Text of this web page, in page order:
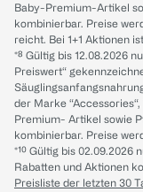
Baby-Premium-Artikel
kombinierbar. Preise
reicht. Bei 1+1 Aktionen
*⁸ Gültig bis 12.08.2026
Preiswert“
der Marke “Accessories“,
Premium- Artikel sowie
kombinierbar. Preise
*¹⁰ Gültig bis
Rabatten und Aktionen
Preisliste der letzten 30